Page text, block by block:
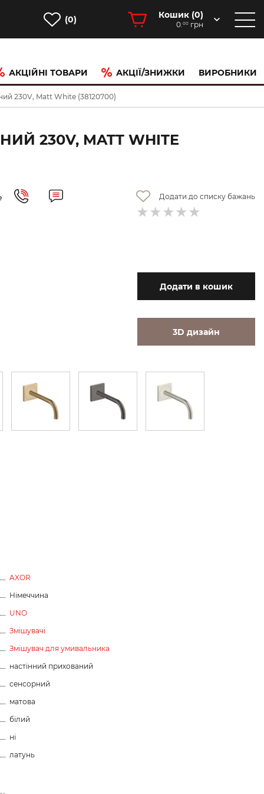
(0) Кошик (0)
0.00 грн
АКЦІЙНІ ТОВАРИ АКЦІЇ/ЗНИЖКИ ВИРОБНИКИ
230V, Matt White (38120700)
230V, MATT WHITE
Додати до списку бажань
Додати в кошик
3D дизайн
AXOR
Німеччина
UNO
Змішувачі
Змішувач для умивальника
настінний прихований
сенсорний
матова
білий
ні
латунь